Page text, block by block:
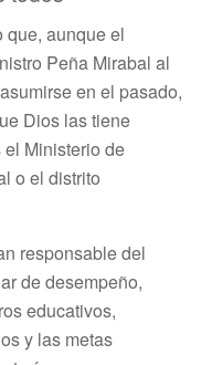
que, aunque el
Peña Mirabal al
en el pasado,
Dios las tiene
Ministerio de
o el distrito
responsable del
de desempeño,
educativos,
y las metas